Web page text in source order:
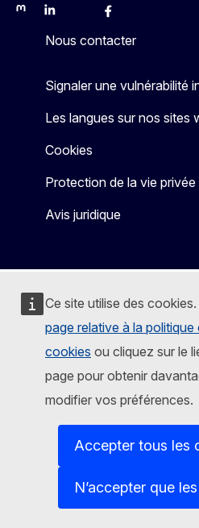
Ce site utilise des
page relative à la politique
cookies ou cliquez sur le
page pour obtenir
modifier vos préférences.
Accepter tous les
N’accepter que
MastodonLinkedInBlueskyFacebook
Nous contacter
Signaler une vulnérabilité
Les langues sur nos sites
Cookies
Protection de la vie privée
Avis juridique